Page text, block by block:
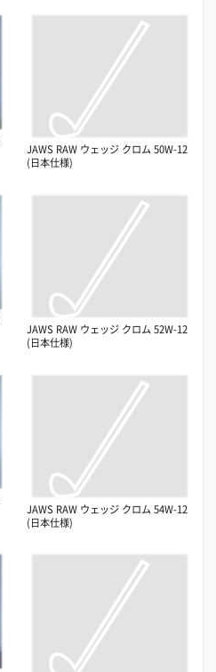
JAWS RAW ウェッジ クロム 50W-12
(日本仕様)
JAWS RAW ウェッジ クロム 52W-12
(日本仕様)
JAWS RAW ウェッジ クロム 54W-12
(日本仕様)